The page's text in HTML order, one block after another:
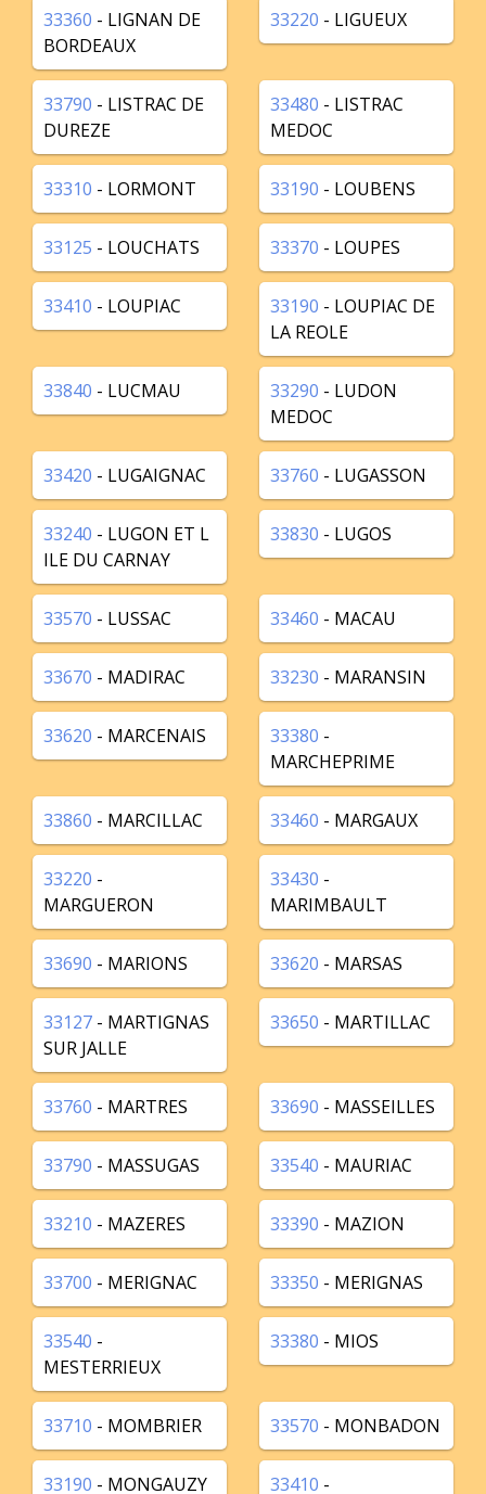
33360 - LIGNAN DE
BORDEAUX
33220 - LIGUEUX
33790 - LISTRAC DE
DUREZE
33480 - LISTRAC
MEDOC
33310 - LORMONT 33190 - LOUBENS
33125 - LOUCHATS 33370 - LOUPES
33410 - LOUPIAC 33190 - LOUPIAC DE
LA REOLE
33840 - LUCMAU 33290 - LUDON
MEDOC
33420 - LUGAIGNAC 33760 - LUGASSON
33240 - LUGON ET L
ILE DU CARNAY
33830 - LUGOS
33570 - LUSSAC 33460 - MACAU
33670 - MADIRAC 33230 - MARANSIN
33620 - MARCENAIS 33380 -
MARCHEPRIME
33860 - MARCILLAC 33460 - MARGAUX
33220 -
MARGUERON
33430 -
MARIMBAULT
33690 - MARIONS 33620 - MARSAS
33127 - MARTIGNAS
SUR JALLE
33650 - MARTILLAC
33760 - MARTRES 33690 - MASSEILLES
33790 - MASSUGAS 33540 - MAURIAC
33210 - MAZERES 33390 - MAZION
33700 - MERIGNAC 33350 - MERIGNAS
33540 -
MESTERRIEUX
33380 - MIOS
33710 - MOMBRIER 33570 - MONBADON
33190 - MONGAUZY 33410 -